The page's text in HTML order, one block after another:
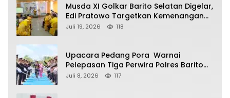
Musda XI Golkar Barito Selatan Digelar,
Edi Pratowo Targetkan Kemenangan
Partai pada Pemilu Mendatang
Juli 19, 2026 118
Upacara Pedang Pora Warnai
Pelepasan Tiga Perwira Polres Barito
Selatan Masuki Masa Pensiun
Juli 8, 2026 117